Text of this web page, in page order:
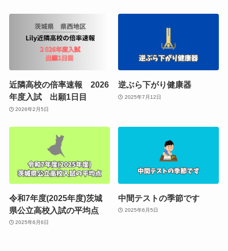
近隣高校の倍率速報 2026
年度入試 出願1日目
2026年2月5日
逆ぶら下がり健康器
2025年7月12日
令和7年度(2025年度)茨城
県公立高校入試の平均点
2025年6月6日
中間テストの季節です
2025年6月5日